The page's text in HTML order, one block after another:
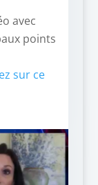
avec
points
sur ce